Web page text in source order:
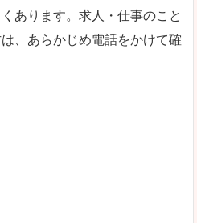
あります。求人・仕事のこと
、あらかじめ電話をかけて確